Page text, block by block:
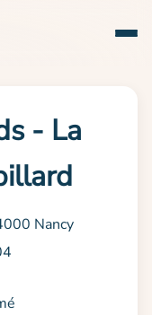
- La
Nancy